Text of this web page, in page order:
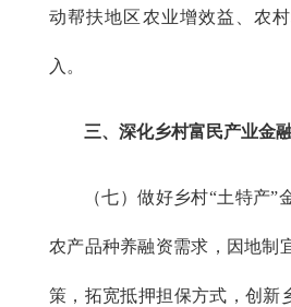
动帮扶地区农业增效益、农
入。
三、深化乡村富民产业金
（七）做好乡村“土特产”
农产品种养融资需求，因地制
策，拓宽抵押担保方式，创新